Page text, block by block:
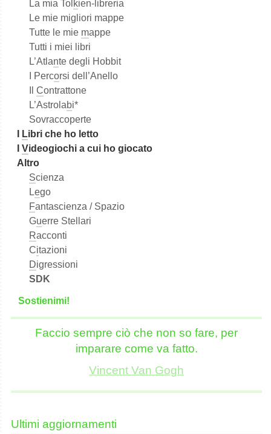
La mia Tol kien-libreria
Le mie migliori mappe
Tutte le mie mappe
Tutti i miei libri
L’Atlante degli Hobbit
I Percorsi dell’Anello
Contrattone
L’Astrolabi*
Sovraccoperte
Libri che ho letto
Videogiochi a cui ho giocato
Altro
Scienza
Lego
Fantascienza / Spazio
Guerre Stellari
Racconti
Citazioni
Digressioni
SDK
Sostienimi!
Faccio sempre ciò che non so fare, per
imparare come va fatto.
Vincent Van Gogh
Ultimi aggiornamenti